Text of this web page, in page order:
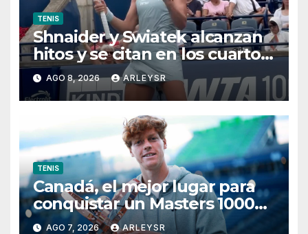
TENIS
Shnaider y Swiatek alcanzan
hitos y se citan en los cuartos
de final de Toronto
AGO 8, 2026 ARLEYSR
TENIS
Canadá, el mejor lugar para
conquistar un Masters 1000
por primera vez
AGO 7, 2026 ARLEYSR